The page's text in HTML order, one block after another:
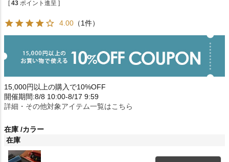
[ 43 ポイント進呈 ]
4.00 （1件）
15,000円以上の購入で10%OFF
開催期間:8/8 10:00-8/17 9:59
詳細・その他対象アイテム一覧はこちら
在庫 カラー
在庫